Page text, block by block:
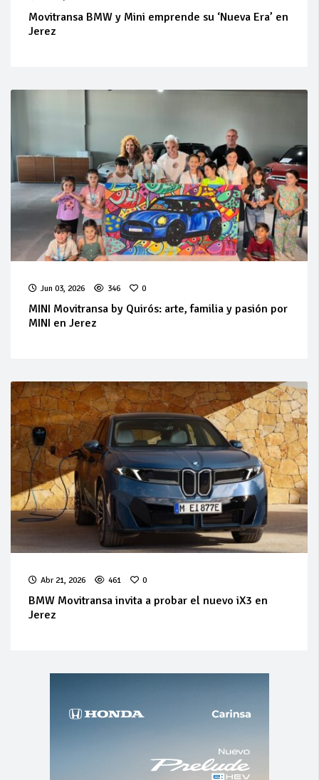
Movitransa BMW y Mini emprende su ‘Nueva Era’ en
Jerez
Jun 03, 2026 346 0
MINI Movitransa by Quirós: arte, familia y pasión por
MINI en Jerez
Abr 21, 2026 461 0
BMW Movitransa invita a probar el nuevo iX3 en
Jerez